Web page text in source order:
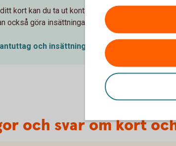
kort kan du ta ut kontanter i uttagsautomater och
också göra insättningar i Bankomats
och insättning
och svar om kort